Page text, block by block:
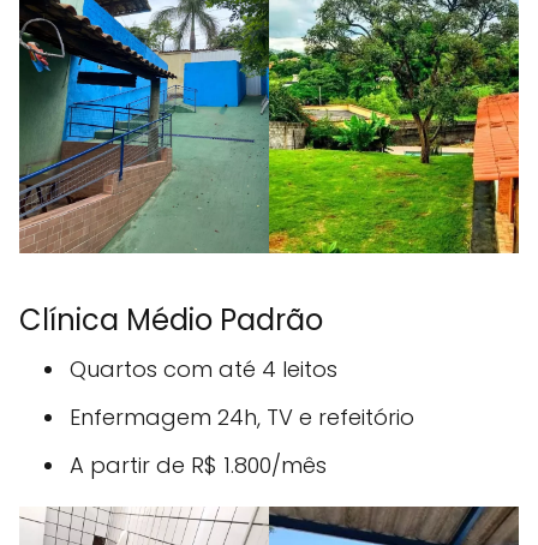
Clínica Médio Padrão
Quartos com até 4 leitos
Enfermagem 24h, TV e refeitório
A partir de R$ 1.800/mês